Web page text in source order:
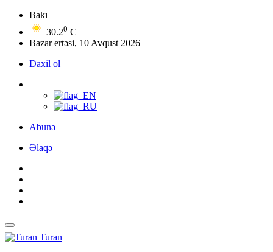
Bakı
30.20 C
Bazar ertəsi, 10 Avqust 2026
Daxil ol
Abunə
Əlaqə
Turan